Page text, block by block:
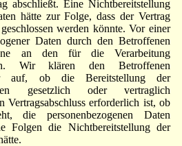
abschließt. Eine Nichtbereitstellung
hätte zur Folge, dass der Vertrag
werden könnte. Vor einer
Daten durch den Betroffenen
an den für die Verarbeitung
Wir klären den Betroffenen
auf, ob die Bereitstellung der
gesetzlich oder vertraglich
Vertragsabschluss erforderlich ist, ob
die personenbezogenen Daten
Folgen die Nichtbereitstellung der